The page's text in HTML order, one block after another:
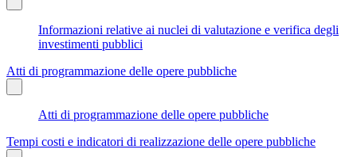
Informazioni relative ai nuclei di valutazione e verifica degli
investimenti pubblici
Atti di programmazione delle opere pubbliche
Atti di programmazione delle opere pubbliche
Tempi costi e indicatori di realizzazione delle opere pubbliche